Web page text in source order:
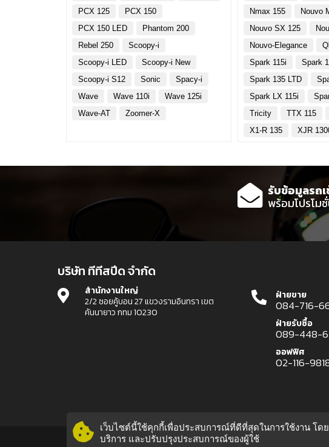
PCX 125
PCX 150
PCX 150 LED
Phantom 200
Rebel 250
Scoopy-i
Scoopy-i LED
Scoopy-i New
Scoopy-i S12
Sonic
Spacy-i
Wave
Wave 110i
Wave 125i
Wave-AT
Zoomer-X
Nmax 155
Nouvo
Nouvo SX 125
Nouvo-Elegance
Spark 115i
Spark
Spark 135 LTD
Spark LX 115i
Tricity
TTX 115
X1-R 135
XJR
รับข้อมูลรถ
พร้อมโปรโม
บริษัท ทีทีสปีด จำกัด
สำนักงานใหญ่
2/2 ซอยคู้บอน 27 แขวงรามอินทรา เขต
คันนายาว กทม 10230
ฝ่ายขาย
084-716-
ฝ่ายรับซื้อ
089-448-
ออฟฟิศ
02-116-
© 2019 TTSPEED.COM All rights reserved.
เว็บไซต์นี้ใช้คุกกี้เพื่อประสบการณ์ที่ดีที่สุดในการใช้งาน โด
บริการ และปรับปรุงประสบการณ์ของผู้ใช้